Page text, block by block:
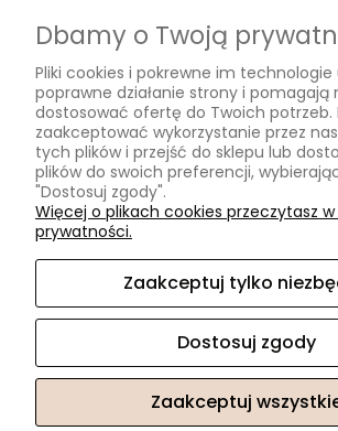
O Nas
MOISSANIT.PL
Pn-Pt w godzinach 11.00-17.00 (po wcześniejszym
ul. Swarzewska 58 lok.3
01-821 Warszawa
Obsługa Klienta
sklep@moissanit.pl
Dbamy o Twoją
Pliki cookies i pokrewne im technologie
poprawne działanie strony i pomagają
dostosować ofertę do Twoich potrzeb.
zaakceptować wykorzystanie przez
tych plików i przejść do sklepu lub
plików do swoich preferencji,
"Dostosuj zgody".
Więcej o plikach cookies przeczytasz
prywatności.
Zaakceptuj tylko
Dostosuj zgody
Zaakceptuj